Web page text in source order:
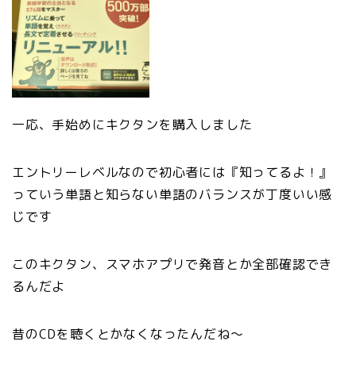
一応、手始めにキクタンを購入しました
エントリーレベルなので初心者には『知ってるよ！』
っていう単語と知らない単語のバランスが丁度いい感
じです
このキクタン、スマホアプリで発音とか全部確認でき
るんだよ
昔のCDを聴くとかなくなったんだね〜